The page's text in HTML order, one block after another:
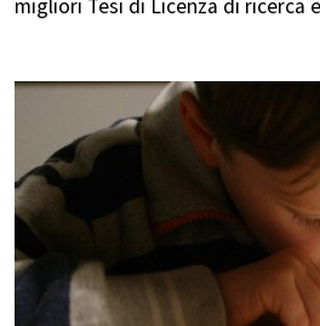
migliori Tesi di Licenza di ricerca